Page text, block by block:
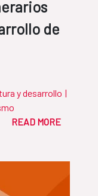
de
y desarrollo |
READ MORE